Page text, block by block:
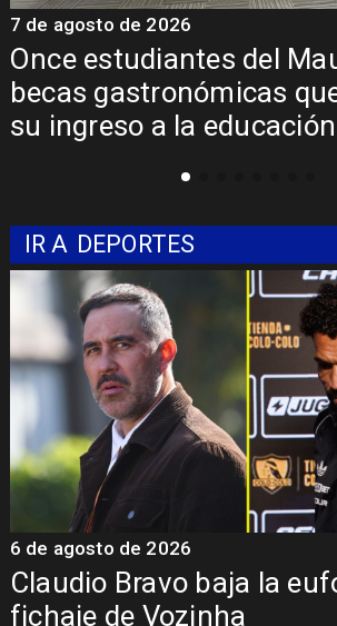
Álvarez-Salamanca
regional para consolidar
Pehuenche como
7 de agosto de 2026
IR A DEPORTES
Presentación de Vozinha
Colo: Fecha, Estadio y
5 de agosto de 2026